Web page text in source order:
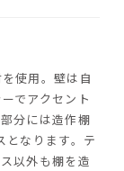
使用。壁は自
でアクセント
分には造作棚
となります。テ
以外も棚を造